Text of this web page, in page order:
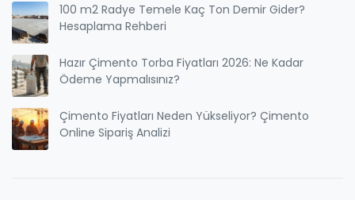
100 m2 Radye Temele Kaç Ton Demir Gider?
Hesaplama Rehberi
Hazır Çimento Torba Fiyatları 2026: Ne Kadar
Ödeme Yapmalısınız?
Çimento Fiyatları Neden Yükseliyor? Çimento
Online Sipariş Analizi